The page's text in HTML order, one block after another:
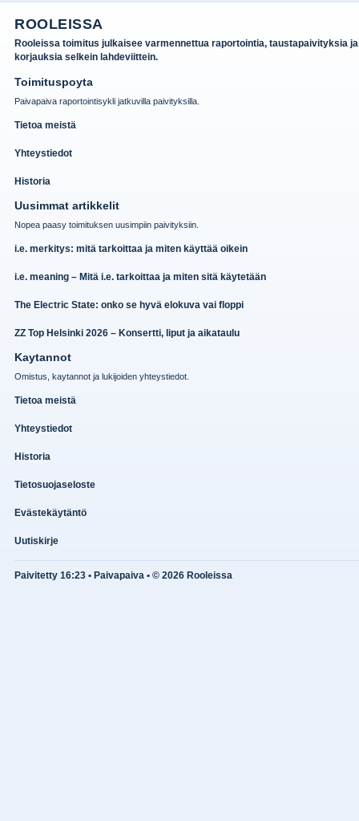
ROOLEISSA
Rooleissa toimitus julkaisee varmennettua raportointia, taustapaivityksia ja
korjauksia selkein lahdeviittein.
Toimituspoyta
Paivapaiva raportointisykli jatkuvilla paivityksilla.
Tietoa meistä
Yhteystiedot
Historia
Uusimmat artikkelit
Nopea paasy toimituksen uusimpiin paivityksiin.
i.e. merkitys: mitä tarkoittaa ja miten käyttää oikein
i.e. meaning – Mitä i.e. tarkoittaa ja miten sitä käytetään
The Electric State: onko se hyvä elokuva vai floppi
ZZ Top Helsinki 2026 – Konsertti, liput ja aikataulu
Kaytannot
Omistus, kaytannot ja lukijoiden yhteystiedot.
Tietoa meistä
Yhteystiedot
Historia
Tietosuojaseloste
Evästekäytäntö
Uutiskirje
Paivitetty 16:23 • Paivapaiva • © 2026 Rooleissa